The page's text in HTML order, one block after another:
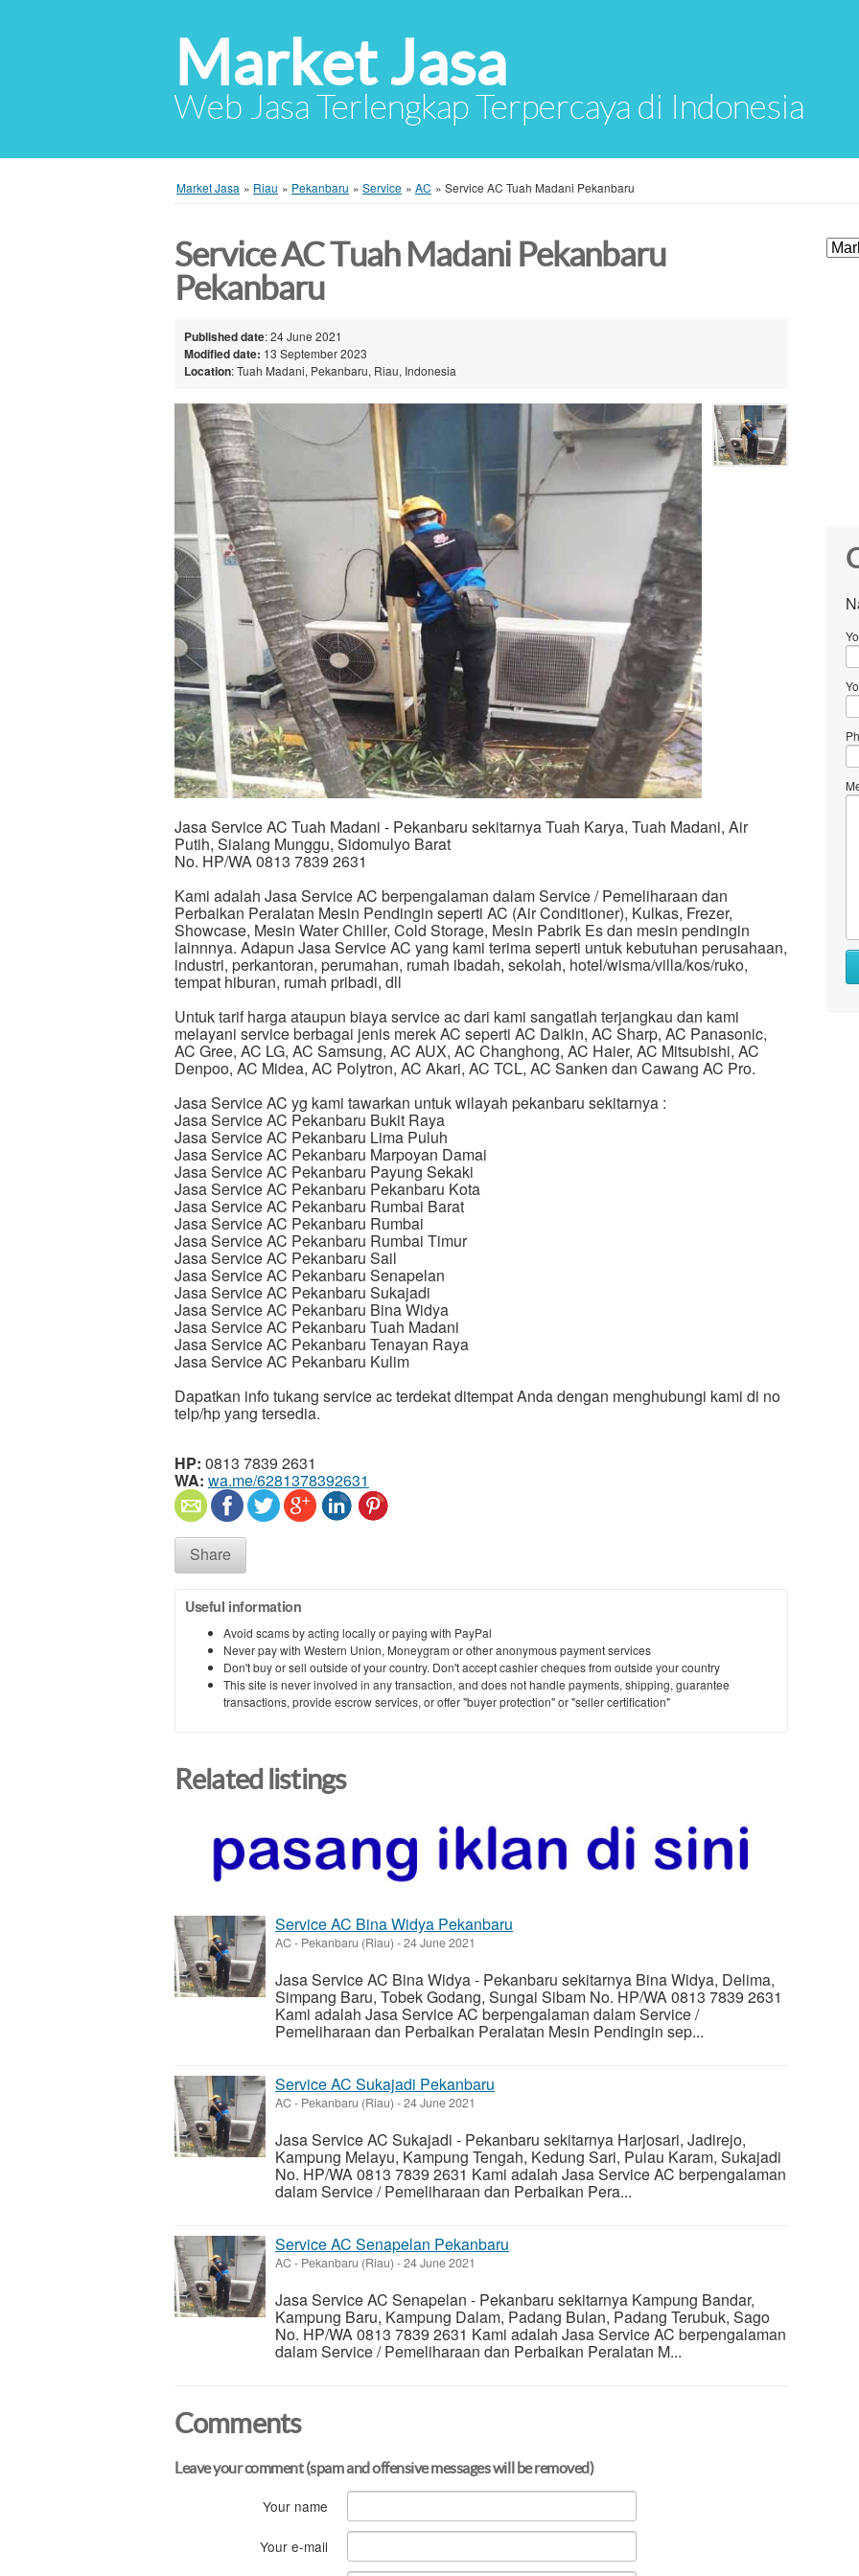
Market Jasa
Web Jasa Terlengkap Terpercaya di Indonesia
Market Jasa » Riau » Pekanbaru » Service » AC » Service AC Tuah Madani Pekanbaru
Service AC Tuah Madani Pekanbaru
Pekanbaru
Published date: 24 June 2021
Modified date: 13 September 2023
Location: Tuah Madani, Pekanbaru, Riau, Indonesia
Jasa Service AC Tuah Madani - Pekanbaru sekitarnya Tuah Karya, Tuah Madani, Air
Putih, Sialang Munggu, Sidomulyo Barat
No. HP/WA 0813 7839 2631
Kami adalah Jasa Service AC berpengalaman dalam Service / Pemeliharaan dan
Perbaikan Peralatan Mesin Pendingin seperti AC (Air Conditioner), Kulkas, Frezer,
Showcase, Mesin Water Chiller, Cold Storage, Mesin Pabrik Es dan mesin pendingin
lainnnya. Adapun Jasa Service AC yang kami terima seperti untuk kebutuhan perusahaan,
industri, perkantoran, perumahan, rumah ibadah, sekolah, hotel/wisma/villa/kos/ruko,
tempat hiburan, rumah pribadi, dll
Untuk tarif harga ataupun biaya service ac dari kami sangatlah terjangkau dan kami
melayani service berbagai jenis merek AC seperti AC Daikin, AC Sharp, AC Panasonic,
AC Gree, AC LG, AC Samsung, AC AUX, AC Changhong, AC Haier, AC Mitsubishi, AC
Denpoo, AC Midea, AC Polytron, AC Akari, AC TCL, AC Sanken dan Cawang AC Pro.
Jasa Service AC yg kami tawarkan untuk wilayah pekanbaru sekitarnya :
Jasa Service AC Pekanbaru Bukit Raya
Jasa Service AC Pekanbaru Lima Puluh
Jasa Service AC Pekanbaru Marpoyan Damai
Jasa Service AC Pekanbaru Payung Sekaki
Jasa Service AC Pekanbaru Pekanbaru Kota
Jasa Service AC Pekanbaru Rumbai Barat
Jasa Service AC Pekanbaru Rumbai
Jasa Service AC Pekanbaru Rumbai Timur
Jasa Service AC Pekanbaru Sail
Jasa Service AC Pekanbaru Senapelan
Jasa Service AC Pekanbaru Sukajadi
Jasa Service AC Pekanbaru Bina Widya
Jasa Service AC Pekanbaru Tuah Madani
Jasa Service AC Pekanbaru Tenayan Raya
Jasa Service AC Pekanbaru Kulim
Dapatkan info tukang service ac terdekat ditempat Anda dengan menghubungi kami di no
telp/hp yang tersedia.
HP: 0813 7839 2631
WA: wa.me/6281378392631
Share
Useful information
Avoid scams by acting locally or paying with PayPal
Never pay with Western Union, Moneygram or other anonymous payment services
Don't buy or sell outside of your country. Don't accept cashier cheques from outside your country
This site is never involved in any transaction, and does not handle payments, shipping, guarantee
transactions, provide escrow services, or offer "buyer protection" or "seller certification"
Related listings
Service AC Bina Widya Pekanbaru
AC- Pekanbaru (Riau) -24 June 2021
Jasa Service AC Bina Widya - Pekanbaru sekitarnya Bina Widya, Delima,
Simpang Baru, Tobek Godang, Sungai Sibam No. HP/WA 0813 7839 2631
Kami adalah Jasa Service AC berpengalaman dalam Service /
Pemeliharaan dan Perbaikan Peralatan Mesin Pendingin sep...
Service AC Sukajadi Pekanbaru
AC- Pekanbaru (Riau) -24 June 2021
Jasa Service AC Sukajadi - Pekanbaru sekitarnya Harjosari, Jadirejo,
Kampung Melayu, Kampung Tengah, Kedung Sari, Pulau Karam, Sukajadi
No. HP/WA 0813 7839 2631 Kami adalah Jasa Service AC berpengalaman
dalam Service / Pemeliharaan dan Perbaikan Pera...
Service AC Senapelan Pekanbaru
AC- Pekanbaru (Riau) -24 June 2021
Jasa Service AC Senapelan - Pekanbaru sekitarnya Kampung Bandar,
Kampung Baru, Kampung Dalam, Padang Bulan, Padang Terubuk, Sago
No. HP/WA 0813 7839 2631 Kami adalah Jasa Service AC berpengalaman
dalam Service / Pemeliharaan dan Perbaikan Peralatan M...
Comments
Leave your comment (spam and offensive messages will be removed)
Your name
Your e-mail